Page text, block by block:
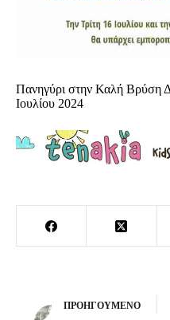
Πανηγύρι στην Καλή Βρύση
Ιουλίου 2024
ΠΡΟΗΓΟΎΜΕΝΟ